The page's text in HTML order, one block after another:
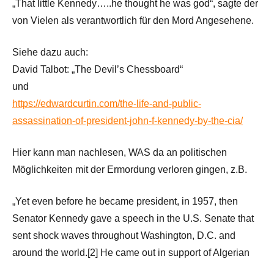
„That little Kennedy…..he thought he was god“, sagte der
von Vielen als verantwortlich für den Mord Angesehene.
Siehe dazu auch:
David Talbot: „The Devil’s Chessboard“
und
https://edwardcurtin.com/the-life-and-public-
assassination-of-president-john-f-kennedy-by-the-cia/
Hier kann man nachlesen, WAS da an politischen
Möglichkeiten mit der Ermordung verloren gingen, z.B.
„Yet even before he became president, in 1957, then
Senator Kennedy gave a speech in the U.S. Senate that
sent shock waves throughout Washington, D.C. and
around the world.[2] He came out in support of Algerian